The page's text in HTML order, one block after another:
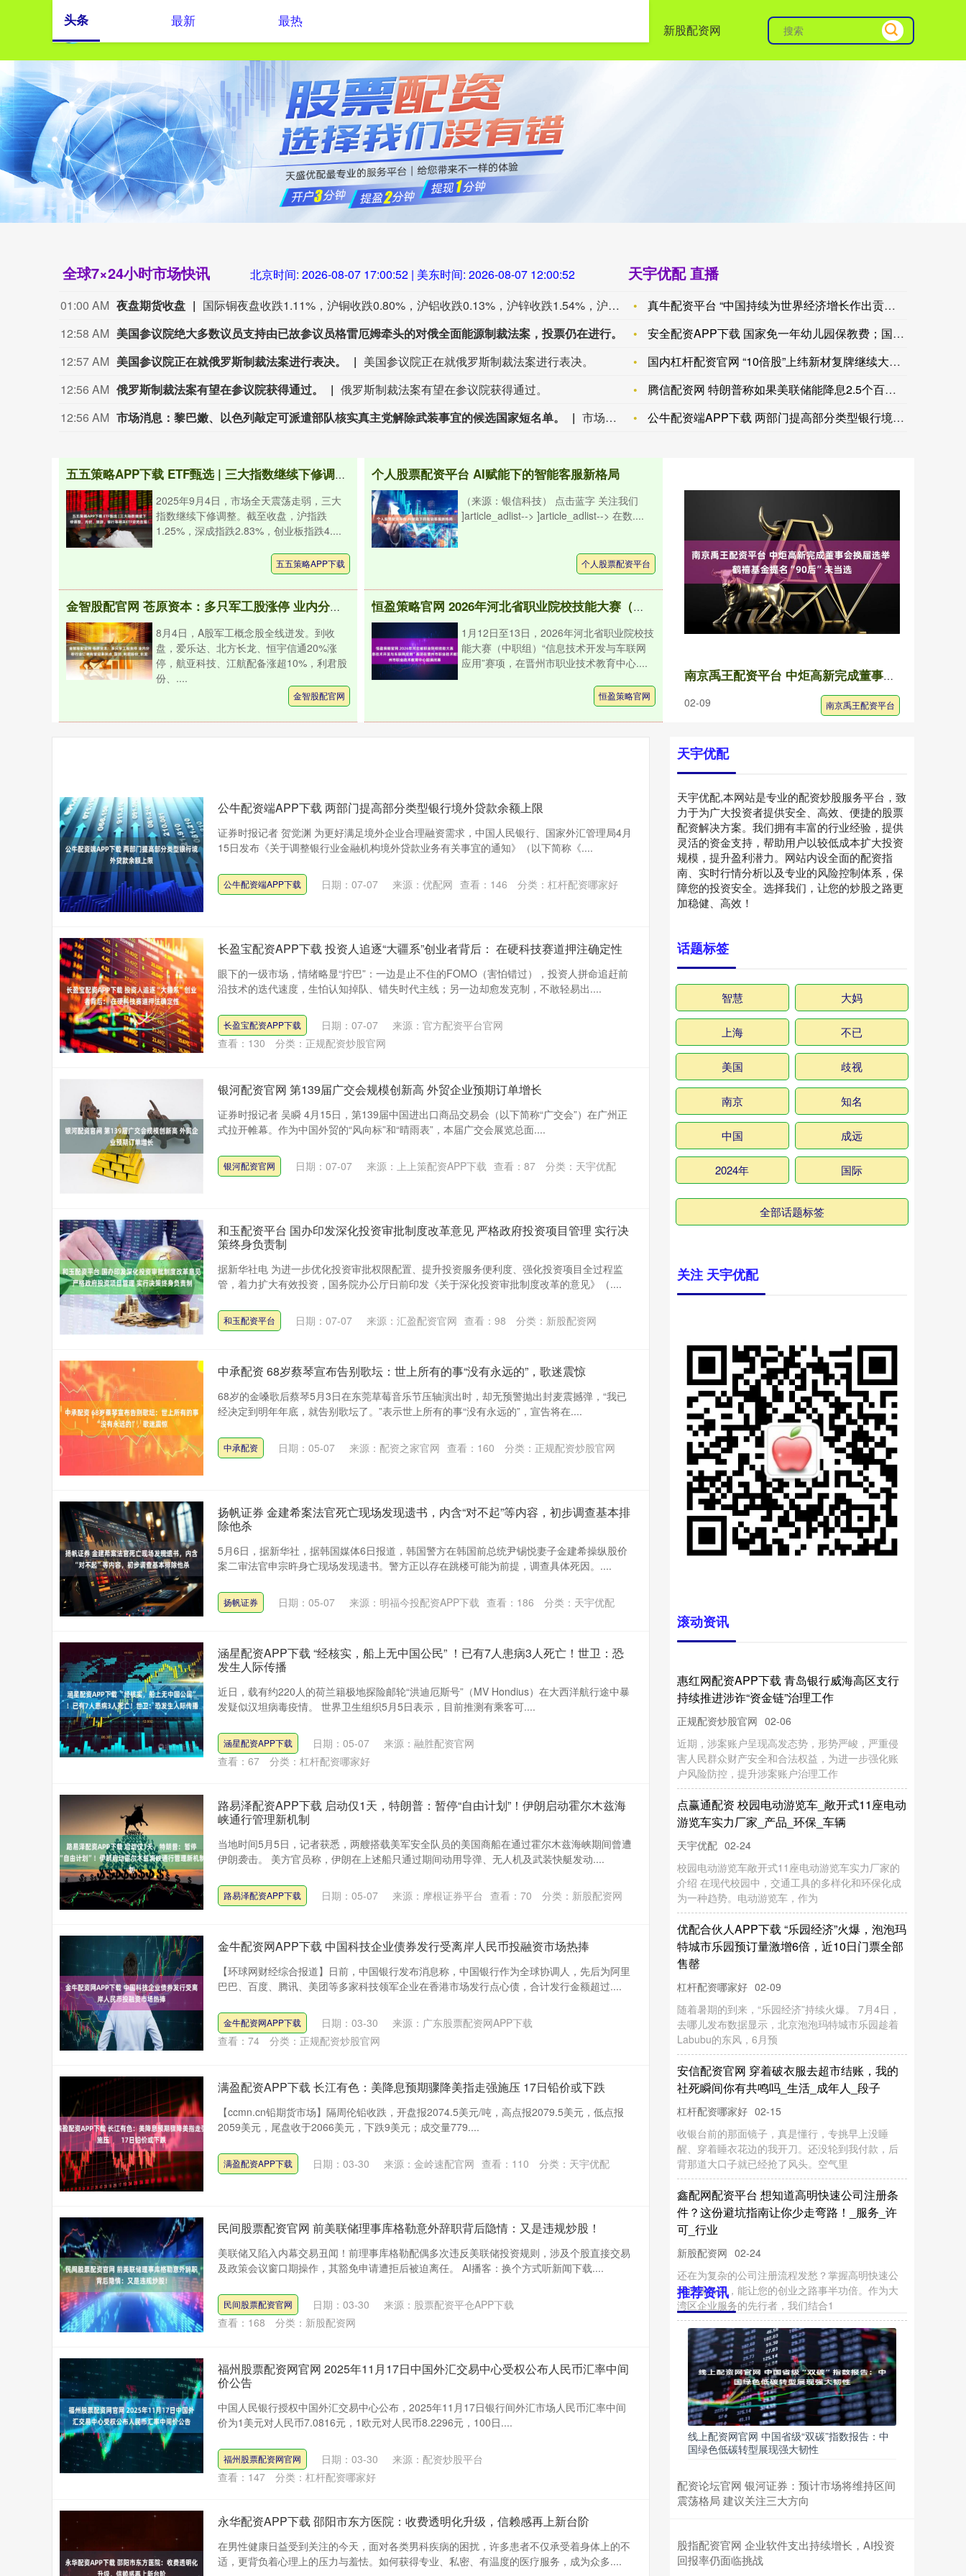
新股配资网
全球7×24小时市场快讯 北京时间: 2026-08-07 17:00:53 | 美东时间: 2026-08-07 12:00:53
01:00 AM 夜盘期货收盘
国际铜夜盘收跌1.11%，沪铜收跌0.80%，沪铝收跌0.13%，沪锌收跌1.54%，沪铅收跌0.29%，沪镍收涨0.52%，沪锡收跌1.51%。氧化铝夜盘收跌0.04%，铝合金收跌0.09%。不锈钢夜盘收涨0.21%。
12:58 AM 美国参议院绝大多数议员支持由已故参议员格雷厄姆牵头的对俄全面能源制裁法案，投票仍在进行。
美国参议院绝大多数议员支持由已故参议员格雷厄姆牵头的对
12:57 AM 美国参议院正在就俄罗斯制裁法案进行表决。
美国参议院正在就俄罗斯制裁法案进行表决。
12:56 AM 俄罗斯制裁法案有望在参议院获得通过。
俄罗斯制裁法案有望在参议院获得通过。
12:56 AM 市场消息：黎巴嫩、以色列敲定可派遣部队核实真主党解除武装事宜的候选国家短名单。 市场消息：黎巴嫩、以色列敲定可派遣部队核实真主党解除武装事宜的候选国家短名单。
天宇优配 直播
真牛配资平台 “中国持续为世界经济增长作出贡献”——国际人士
安全配资APP下载 国家免一年幼儿园保教费；国家卫健委：医疗
国内杠杆配资官网 “10倍股”上纬新材复牌继续大涨，股价突破
腾信配资网 特朗普称如果美联储能降息2.5个百分点就“很好”
公牛配资端APP下载 两部门提高部分类型银行境外贷款余额上限
五五策略APP下载 ETF甄选 | 三大指数继续下修调整，光伏、旅游、银行等相关ETF逆势走强！
2025年9月4日，市场全天震荡走弱，三大
指数继续下修调整。截至收盘，沪指跌
1.25%，深成指跌2.83%，创业板指跌4....
五五策略APP下载
个人股票配资平台 AI赋能下的智能客服新格局
（来源：银信科技） 点击蓝字 关注我们
]article_adlist--> ]article_adlist--> 在数....
个人股票配资平台
金智股配官网 苍原资本：多只军工股涨停 业内分析行业订单有望迎来拐点_国防_利君股份_长龙
8月4日，A股军工概念股全线迸发。到收
盘，爱乐达、北方长龙、恒宇信通20%涨
停，航亚科技、江航配备涨超10%，利君股
份、....
金智股配官网
恒盈策略官网 2026年河北省职业院校技能大赛（中职组）“信息技术开发与车联网应用”赛项在晋州市职业技术教育中心圆满闭幕
1月12日至13日，2026年河北省职业院校技
能大赛（中职组）“信息技术开发与车联网
应用”赛项，在晋州市职业技术教育中心....
恒盈策略官网
南京禹王配资平台 中炬高新完成董事会换届选举 鹤禧基金提名“90后”未当选
02-09
南京禹王配资平台
头条 最新 最热
公牛配资端APP下载 两部门提高部分类型银行境外贷款余额上限
证券时报记者 贺觉渊 为更好满足境外企业合理融资需求，中国人民银行、国家外汇管理局4月
15日发布《关于调整银行业金融机构境外贷款业务有关事宜的通知》（以下简称《....
公牛配资端APP下载 日期：07-07 来源：优配网 查看： 146 分类： 杠杆配资哪家好
长盈宝配资APP下载 投资人追逐“大疆系”创业者背后： 在硬科技赛道押注确定性
眼下的一级市场，情绪略显“拧巴”：一边是止不住的FOMO（害怕错过），投资人拼命追赶前
沿技术的迭代速度，生怕认知掉队、错失时代主线；另一边却愈发克制，不敢轻易出....
长盈宝配资APP下载 日期：07-07
来源：官方配资平台官网
查看： 130 分类： 正规配资炒股官网
银河配资官网 第139届广交会规模创新高 外贸企业预期订单增长
证券时报记者 吴瞬 4月15日，第139届中国进出口商品交易会（以下简称“广交会”）在广州正
式拉开帷幕。作为中国外贸的“风向标”和“晴雨表”，本届广交会展览总面....
银河配资官网 日期：07-07 来源：上上策配资APP下载 查看： 87 分类： 天宇优配
和玉配资平台 国办印发深化投资审批制度改革意见 严格政府投资项目管理 实行决
策终身负责制
据新华社电 为进一步优化投资审批权限配置、提升投资服务便利度、强化投资项目全过程监
管，着力扩大有效投资，国务院办公厅日前印发《关于深化投资审批制度改革的意见》（....
和玉配资平台 日期：07-07 来源：汇盈配资官网 查看： 98 分类： 新股配资网
中承配资 68岁蔡琴宣布告别歌坛：世上所有的事“没有永远的”，歌迷震惊
68岁的金嗓歌后蔡琴5月3日在东莞草莓音乐节压轴演出时，却无预警抛出封麦震撼弹，“我已
经决定到明年年底，就告别歌坛了。”表示世上所有的事“没有永远的”，宣告将在....
中承配资 日期：05-07 来源：配资之家官网 查看： 160 分类： 正规配资炒股官网
扬帆证券 金建希案法官死亡现场发现遗书，内含“对不起”等内容，初步调查基本排
除他杀
5月6日，据新华社，据韩国媒体6日报道，韩国警方在韩国前总统尹锡悦妻子金建希操纵股价
案二审法官申宗旿身亡现场发现遗书。警方正以存在跳楼可能为前提，调查具体死因。....
扬帆证券 日期：05-07 来源：明福今投配资APP下载 查看： 186 分类： 天宇优配
涵星配资APP下载 “经核实，船上无中国公民” ！已有7人患病3人死亡！世卫：恐
发生人际传播
近日，载有约220人的荷兰籍极地探险邮轮“洪迪厄斯号”（MV Hondius）在大西洋航行途中暴
发疑似汉坦病毒疫情。 世界卫生组织5月5日表示，目前推测有乘客可....
涵星配资APP下载 日期：05-07
来源：融胜配资官网
查看： 67 分类： 杠杆配资哪家好
路易泽配资APP下载 启动仅1天，特朗普：暂停“自由计划”！伊朗启动霍尔木兹海
峡通行管理新机制
当地时间5月5日，记者获悉，两艘搭载美军安全队员的美国商船在通过霍尔木兹海峡期间曾遭
伊朗袭击。 美方官员称，伊朗在上述船只通过期间动用导弹、无人机及武装快艇发动....
路易泽配资APP下载 日期：05-07 来源：摩根证券平台 查看： 70 分类： 新股配资网
金牛配资网APP下载 中国科技企业债券发行受离岸人民币投融资市场热捧
【环球网财经综合报道】日前，中国银行发布消息称，中国银行作为全球协调人，先后为阿里
巴巴、百度、腾讯、美团等多家科技领军企业在香港市场发行点心债，合计发行金额超过....
金牛配资网APP下载 日期：03-30
来源：广东股票配资网APP下载
查看： 74 分类： 正规配资炒股官网
满盈配资APP下载 长江有色：美降息预期骤降美指走强施压 17日铅价或下跌
【ccmn.cn铅期货市场】隔周伦铅收跌，开盘报2074.5美元/吨，高点报2079.5美元，低点报
2059美元，尾盘收于2066美元，下跌9美元；成交量779....
满盈配资APP下载 日期：03-30 来源：金岭速配官网 查看： 110 分类： 天宇优配
民间股票配资官网 前美联储理事库格勒意外辞职背后隐情：又是违规炒股！
美联储又陷入内幕交易丑闻！前理事库格勒配偶多次违反美联储投资规则，涉及个股直接交易
及政策会议窗口期操作，其豁免申请遭拒后被迫离任。 AI播客：换个方式听新闻下载....
民间股票配资官网 日期：03-30
来源：股票配资平仓APP下载
查看： 168 分类： 新股配资网
福州股票配资网官网 2025年11月17日中国外汇交易中心受权公布人民币汇率中间
价公告
中国人民银行授权中国外汇交易中心公布，2025年11月17日银行间外汇市场人民币汇率中间
价为1美元对人民币7.0816元，1欧元对人民币8.2296元，100日....
福州股票配资网官网 日期：03-30
来源：配资炒股平台
查看： 147 分类： 杠杆配资哪家好
永华配资APP下载 邵阳市东方医院：收费透明化升级，信赖感再上新台阶
在男性健康日益受到关注的今天，面对各类男科疾病的困扰，许多患者不仅承受着身体上的不
适，更背负着心理上的压力与羞怯。如何获得专业、私密、有温度的医疗服务，成为众多....
天宇优配
天宇优配,本网站是专业的配资炒股服务平台，致
力于为广大投资者提供安全、高效、便捷的股票
配资解决方案。我们拥有丰富的行业经验，提供
灵活的资金支持，帮助用户以较低成本扩大投资
规模，提升盈利潜力。网站内设全面的配资指
南、实时行情分析以及专业的风险控制体系，保
障您的投资安全。选择我们，让您的炒股之路更
加稳健、高效！
话题标签
智慧 大妈
上海 不已
美国 歧视
南京 知名
中国 成远
2024年 国际
全部话题标签
关注 天宇优配
滚动资讯
惠
红
网
配
资
A
P
P
下
载
青
岛
银
行
威
海
高
区
支
行
持
续
推
进
涉
诈
“
资
金
链
”
治
理
工
作
正规配资炒股官网
02-06
近
期
，
涉
案
账
户
呈
现
高
发
态
势
，
形
势
严
峻
，
严
重
侵
人
民
群
众
财
产
安
全
和
合
法
权
益
，
为
进
一
步
强
化
账
风
险
防
控
，
提
升
涉
案
账
户
治
理
工
点
赢
通
配
资
校
园
电
动
游
览
车
_
敞
开
式
1
1
座
电
动
游
览
车
实
力
厂
家
_
产
品
_
环
保
_
车
辆
天宇优配
02-24
校
园
电
动
游
览
车
敞
开
式
1
1
座
电
动
游
览
车
实
力
厂
家
的
绍
在
现
代
校
园
中
，
交
通
工
具
的
多
样
化
和
环
保
化
成
为
一
种
趋
势
。
电
动
游
览
车
，
作
为
优
配
合
伙
人
A
P
P
下
载
“
乐
园
经
济
”
火
爆
，
泡
泡
玛
特
城
市
乐
园
预
订
量
激
增
6
倍
，
近
1
0
日
门
票
全
部
售
罄
杠杆配资哪家好
02-09
L
预
安
信
配
资
官
网
穿
着
破
衣
服
去
超
市
结
账
，
我
的
社
死
瞬
间
你
有
共
鸣
吗
_
生
活
_
成
年
人
_
段
子
杠杆配资哪家好
02-15
收
银
台
前
的
那
面
镜
子
，
真
是
懂
行
，
专
挑
早
上
没
睡
、
穿
着
睡
衣
花
边
的
我
开
刀
。
还
没
轮
到
我
付
款
，
后
那
道
大
口
子
就
已
经
抢
了
风
头
。
空
气
鑫
配
网
配
资
平
台
想
知
道
高
明
快
速
公
司
注
册
条
件
？
这
份
避
坑
指
南
让
你
少
走
弯
路
！
_
服
务
_
许
可
_
行
业
新股配资网
02-24
推荐资讯
线上配资网官网 中国省级“双碳”指数报告：中
国绿色低碳转型展现强大韧性
配资论坛官网 银河证券：预计市场将维持区间
震荡格局 建议关注三大方向
股指配资官网 企业软件支出持续增长，AI投资
回报率仍面临挑战